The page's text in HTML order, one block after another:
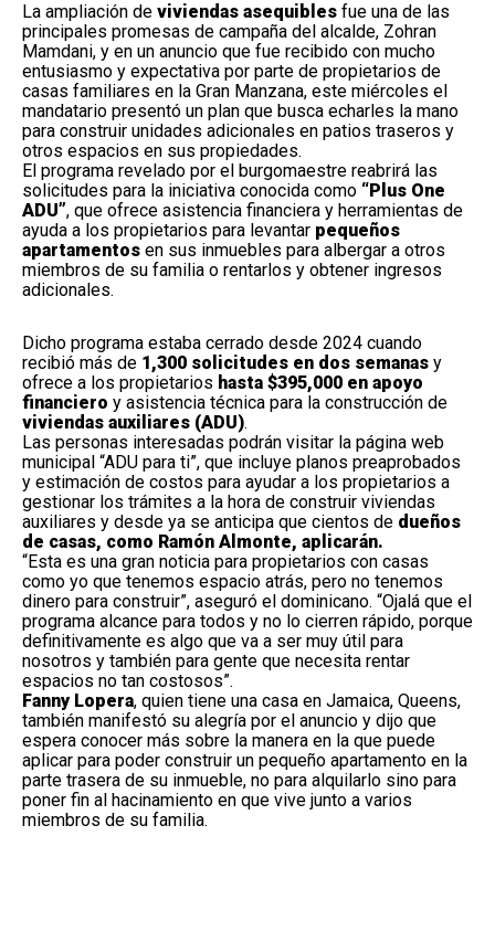
La ampliación de viviendas asequibles fue una de las
principales promesas de campaña del alcalde, Zohran
Mamdani, y en un anuncio que fue recibido con mucho
entusiasmo y expectativa por parte de propietarios de
casas familiares en la Gran Manzana, este miércoles el
mandatario presentó un plan que busca echarles la mano
para construir unidades adicionales en patios traseros y
otros espacios en sus propiedades.
El programa revelado por el burgomaestre reabrirá las
solicitudes para la iniciativa conocida como “Plus One
ADU”, que ofrece asistencia financiera y herramientas de
ayuda a los propietarios para levantar pequeños
apartamentos en sus inmuebles para albergar a otros
miembros de su familia o rentarlos y obtener ingresos
adicionales.
Dicho programa estaba cerrado desde 2024 cuando
recibió más de 1,300 solicitudes en dos semanas y
ofrece a los propietarios hasta $395,000 en apoyo
financiero y asistencia técnica para la construcción de
viviendas auxiliares (ADU).
Las personas interesadas podrán visitar la página web
municipal “ADU para ti”, que incluye planos preaprobados
y estimación de costos para ayudar a los propietarios a
gestionar los trámites a la hora de construir viviendas
auxiliares y desde ya se anticipa que cientos de dueños
de casas, como Ramón Almonte, aplicarán.
“Esta es una gran noticia para propietarios con casas
como yo que tenemos espacio atrás, pero no tenemos
dinero para construir”, aseguró el dominicano. “Ojalá que el
programa alcance para todos y no lo cierren rápido, porque
definitivamente es algo que va a ser muy útil para
nosotros y también para gente que necesita rentar
espacios no tan costosos”.
Fanny Lopera, quien tiene una casa en Jamaica, Queens,
también manifestó su alegría por el anuncio y dijo que
espera conocer más sobre la manera en la que puede
aplicar para poder construir un pequeño apartamento en la
parte trasera de su inmueble, no para alquilarlo sino para
poner fin al hacinamiento en que vive junto a varios
miembros de su familia.